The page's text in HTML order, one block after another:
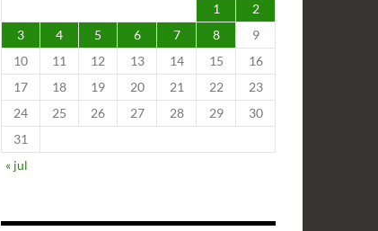
1
2
3
4 5 6 7 8
9
10
11 12 13 14 15
16
17
18 19 20 21 22
23
24
25 26 27 28 29
30
31
« jul